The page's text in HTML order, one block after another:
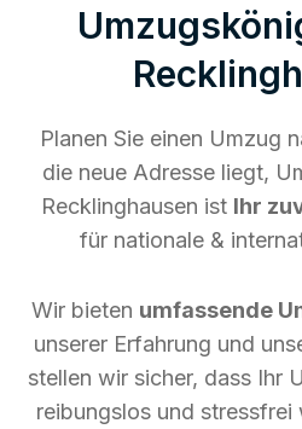
Planen Sie einen Umzug
die neue Adresse liegt,
Recklinghausen ist Ihr
für nationale &
Wir bieten umfassende
unserer Erfahrung und
stellen wir sicher, dass Ihr
reibungslos und